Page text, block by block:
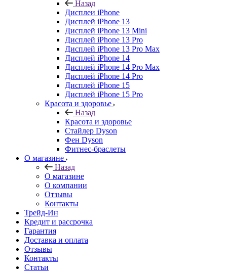
Назад
Дисплеи iPhone
Дисплей iPhone 13
Дисплей iPhone 13 Mini
Дисплей iPhone 13 Pro
Дисплей iPhone 13 Pro Max
Дисплей iPhone 14
Дисплей iPhone 14 Pro Max
Дисплей iPhone 14 Pro
Дисплей iPhone 15
Дисплей iPhone 15 Pro
Красота и здоровье
Назад
Красота и здоровье
Стайлер Dyson
Фен Dyson
Фитнес-браслеты
О магазине
Назад
О магазине
О компании
Отзывы
Контакты
Трейд-Ин
Кредит и рассрочка
Гарантия
Доставка и оплата
Отзывы
Контакты
Статьи